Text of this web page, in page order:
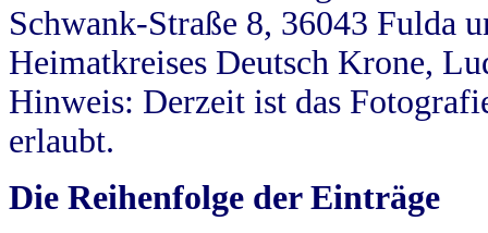
Schwank-Straße 8, 36043 Fulda
Heimatkreises Deutsch Krone,
Hinweis: Derzeit ist das
erlaubt.
Die Reihenfolge der Einträge